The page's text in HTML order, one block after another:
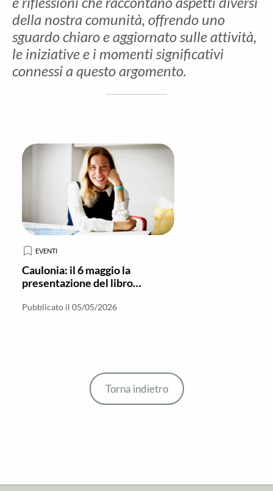
della nostra comunità, offrendo uno
sguardo chiaro e aggiornato sulle attività,
le iniziative e i momenti significativi
connessi a questo argomento.
EVENTI
Caulonia: il 6 maggio la
presentazione del libro
Pubblicato il 05/05/2026
Torna indietro